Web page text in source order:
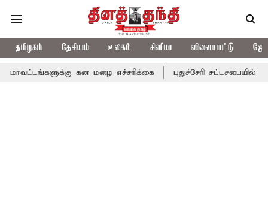
தமிழகம் தேசியம் உலகம் சினிமா விளையாட்டு
கன மழை எச்சரிக்கை புதுச்சேரி சட்டசபையில் வரும் 24ம்